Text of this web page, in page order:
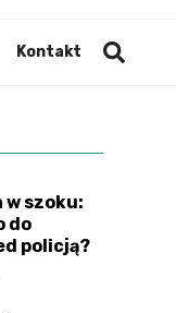
Kontakt
szoku:
do
policją?